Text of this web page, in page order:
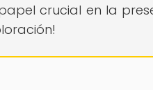
crucial en la